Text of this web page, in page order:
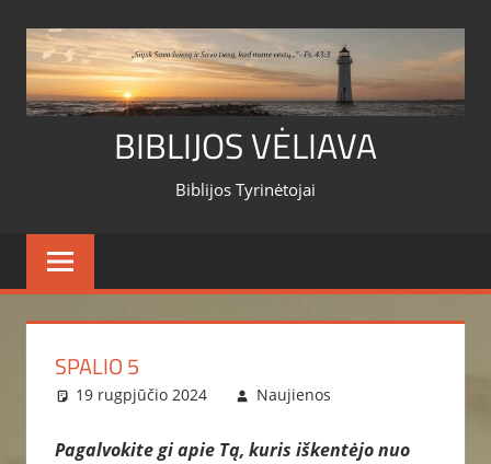
content
BIBLIJOS VĖLIAVA
Biblijos Tyrinėtojai
SPALIO 5
19 rugpjūčio 2024 Naujienos
Pagalvokite gi apie Tą, kuris iškentėjo nuo